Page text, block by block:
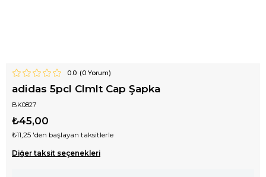
0.0 (0Yorum)
adidas 5pcl Clmlt Cap Şapka
BK0827
₺45,00
₺11,25 'den başlayan taksitlerle
Diğer taksit seçenekleri